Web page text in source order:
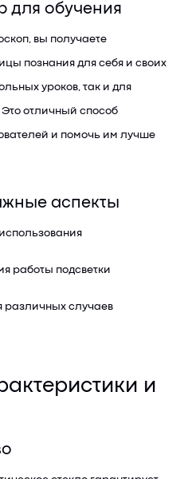
для обучения
вы получаете
познания для себя и своих
уроков, так и для
Это отличный способ
и помочь им лучше
аспекты
работы подсветки
различных случаев
и